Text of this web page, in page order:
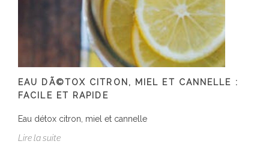
EAU DÃ©TOX CITRON, MIEL ET CANNELLE :
FACILE ET RAPIDE
Eau détox citron, miel et cannelle
Lire la suite